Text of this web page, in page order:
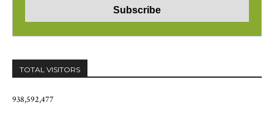
TOTAL VISITORS
938,592,477